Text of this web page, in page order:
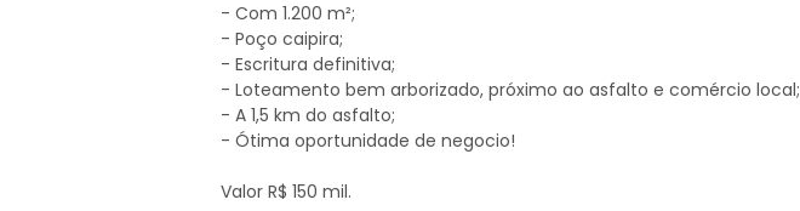
- Com 1.200 m²;
- Poço caipira;
- Escritura definitiva;
- Loteamento bem arborizado, próximo ao asfalto e comércio local;
- A 1,5 km do asfalto;
- Ótima oportunidade de negocio!
Valor R$ 150 mil.